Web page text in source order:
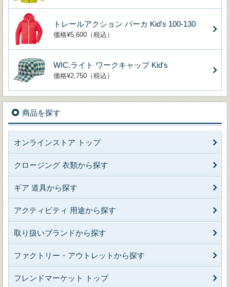
トレールアクション パーカ Kid's 100-130
価格¥5,600（税込）
WIC.ライト ワークキャップ Kid's
価格¥2,750（税込）
商品を探す
オンラインストア トップ
クロージング 衣類から探す
ギア 道具から探す
アクティビティ 用途から探す
取り扱いブランドから探す
ファクトリー・アウトレットから探す
フレンドマーケット トップ